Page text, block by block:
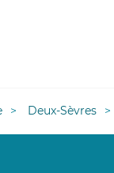
Deux-Sèvres